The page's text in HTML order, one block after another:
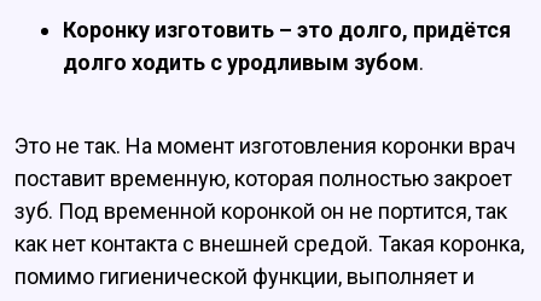
Коронку изготовить – это долго, придётся
долго ходить с уродливым зубом.
Это не так. На момент изготовления коронки врач
поставит временную, которая полностью закроет
зуб. Под временной коронкой он не портится, так
как нет контакта с внешней средой. Такая коронка,
помимо гигиенической функции, выполняет и